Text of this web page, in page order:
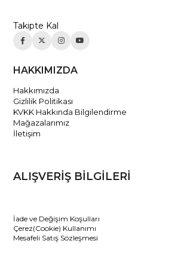
Takipte Kal
HAKKIMIZDA
Hakkımızda
Gizlilik Politikası
KVKK Hakkında Bilgilendirme
Mağazalarımız
İletişim
ALIŞVERİŞ BİLGİLERİ
İade ve Değişim Koşulları
Çerez(Cookie) Kullanımı
Mesafeli Satış Sözleşmesi